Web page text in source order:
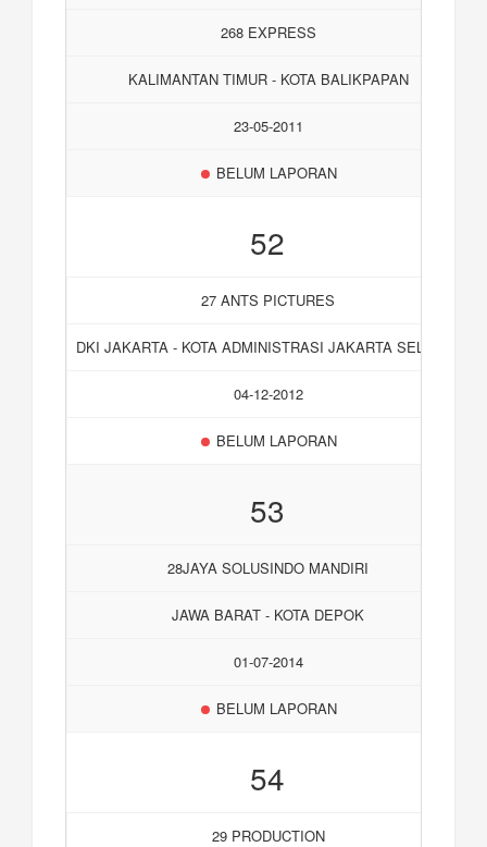
268 EXPRESS
KALIMANTAN TIMUR - KOTA BALIKPAPAN
23-05-2011
BELUM LAPORAN
52
27 ANTS PICTURES
DKI JAKARTA - KOTA ADMINISTRASI JAKARTA SELATAN
04-12-2012
BELUM LAPORAN
53
28JAYA SOLUSINDO MANDIRI
JAWA BARAT - KOTA DEPOK
01-07-2014
BELUM LAPORAN
54
29 PRODUCTION